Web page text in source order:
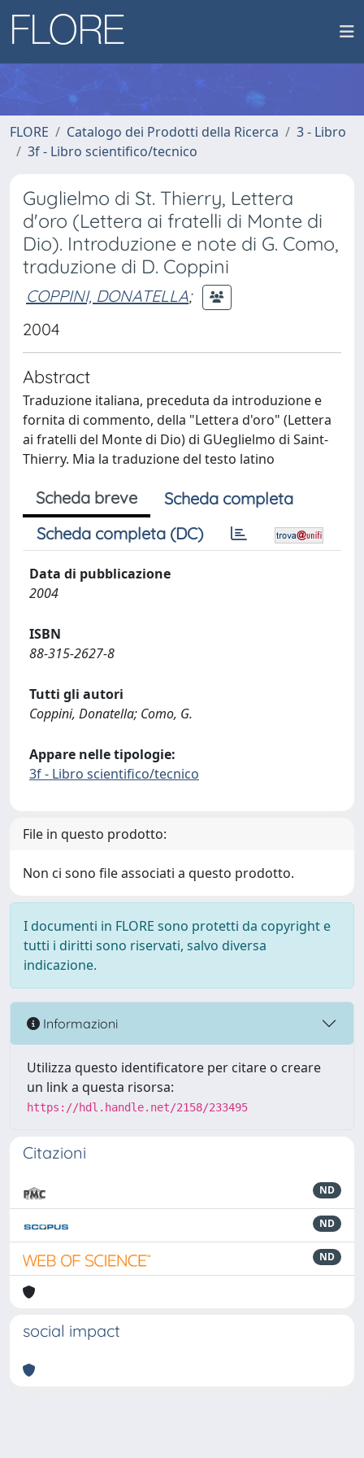
FLORE Catalogo dei Prodotti della Ricerca
3 - Libro
3f - Libro scientifico/tecnico
Guglielmo di St. Thierry, Lettera
d'oro (Lettera ai fratelli di Monte di
Dio). Introduzione e note di G. Como,
traduzione di D. Coppini
COPPINI, DONATELLA;
2004
Abstract
Traduzione italiana, preceduta da introduzione e
fornita di commento, della "Lettera d'oro" (Lettera
ai fratelli del Monte di Dio) di GUeglielmo di Saint-
Thierry. Mia la traduzione del testo latino
Scheda breve
Scheda completa
Scheda completa (DC)
Data di pubblicazione
2004
ISBN
88-315-2627-8
Tutti gli autori
Coppini, Donatella; Como, G.
Appare nelle tipologie:
3f - Libro scientifico/tecnico
File in questo prodotto:
Non ci sono file associati a questo prodotto.
I documenti in FLORE sono protetti da copyright e
tutti i diritti sono riservati, salvo diversa
indicazione.
Informazioni
Utilizza questo identificatore per citare o creare
un link a questa risorsa:
https://hdl.handle.net/2158/233495
Citazioni
ND
ND
ND
social impact